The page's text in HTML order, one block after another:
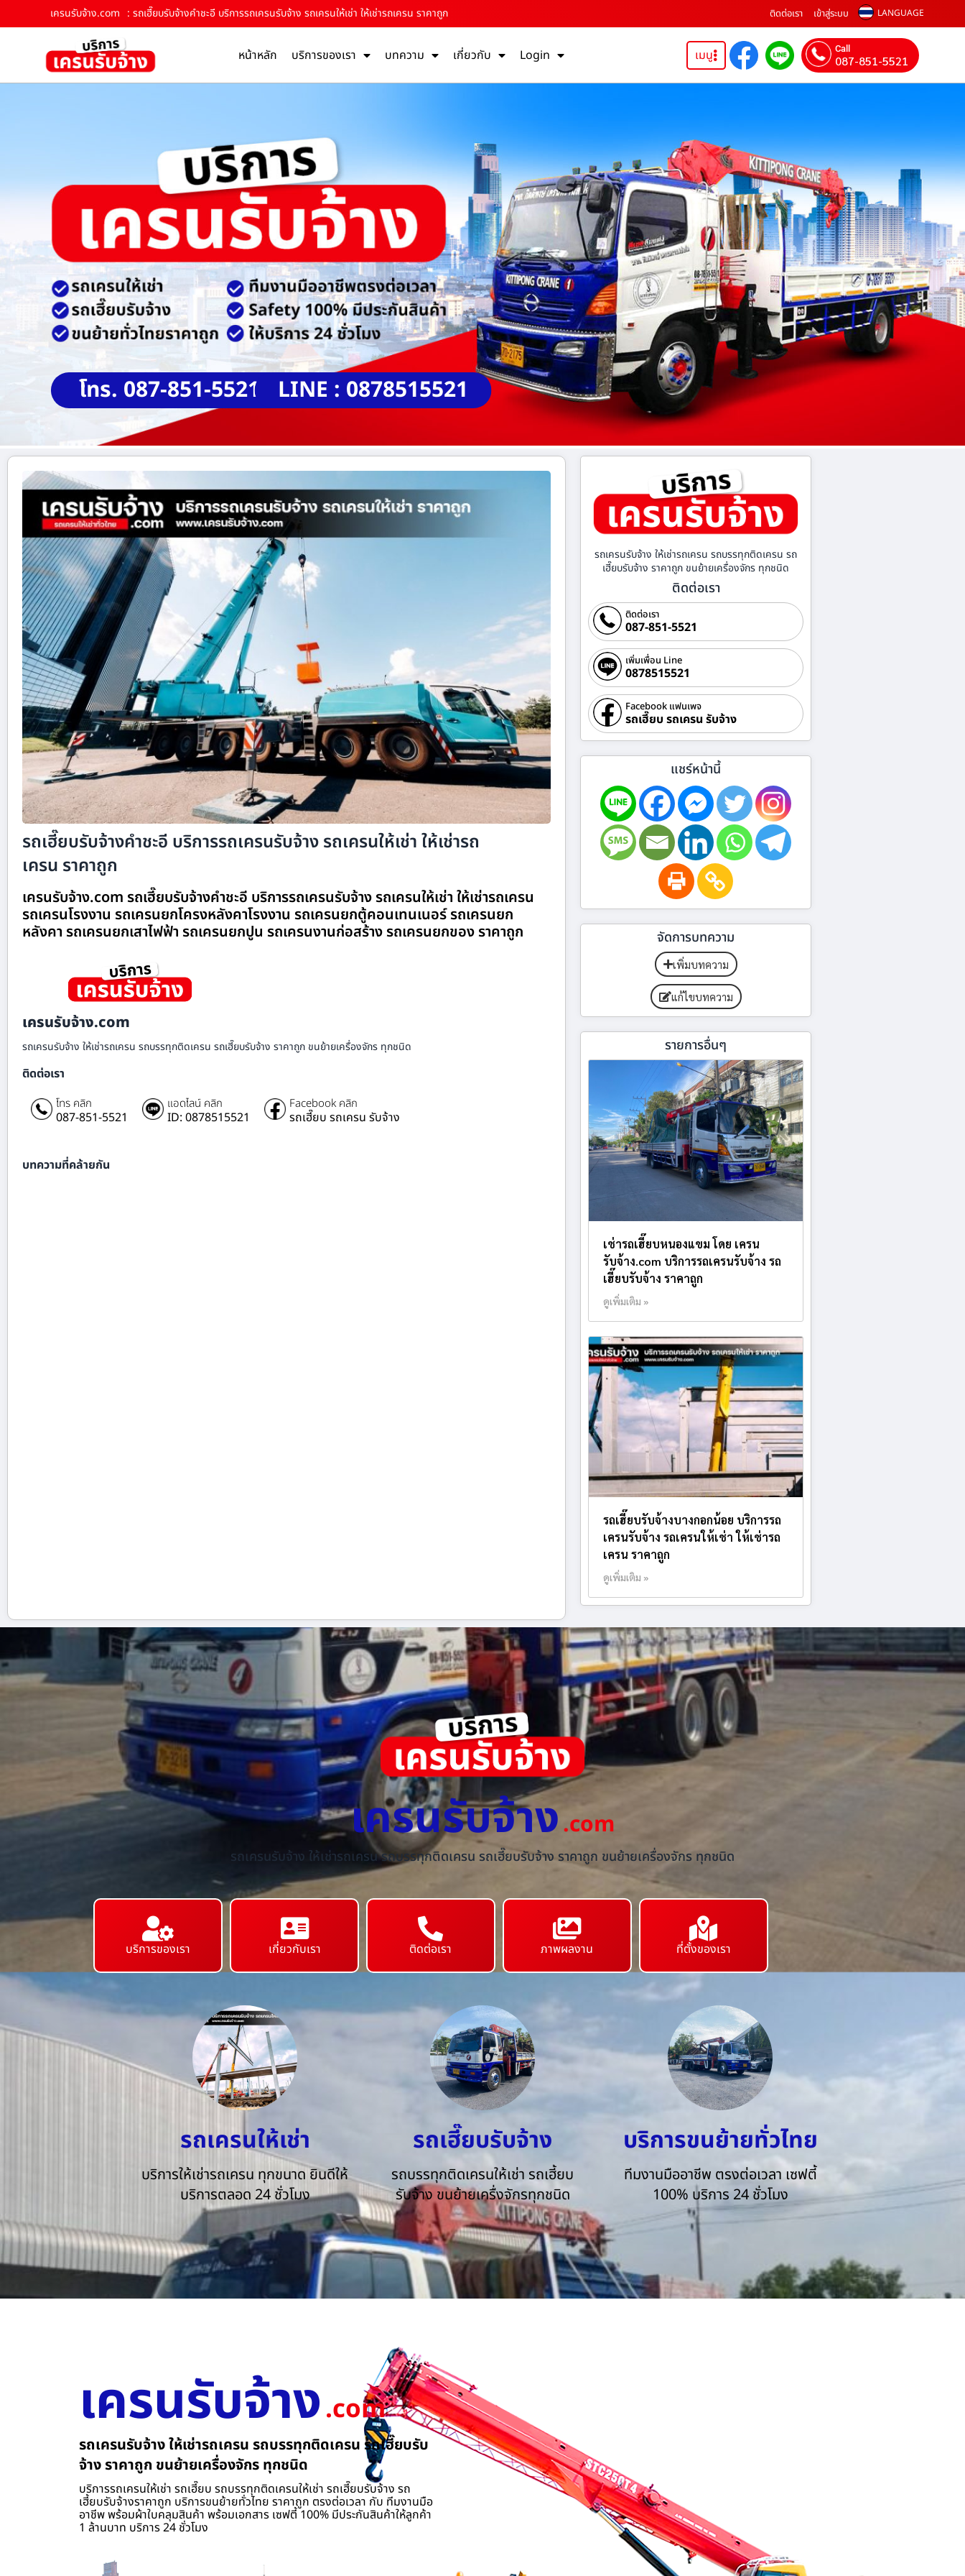
เครนรับจ้าง.com : รถเฮี๊ยบรับจ้างคำชะอี บริการรถเครนรับจ้าง รถเครนให้เช่า ให้เช่ารถเครน ราคาถูก ติดต่อเรา เข้าสู่ระบบ LANGUAGE
หน้าหลัก บริการของเรา บทความ เกี่ยวกับ Login เมนู Call
087-851-5521
โทร. 087-851-5521 LINE : 0878515521
รถเฮี๊ยบรับจ้างคำชะอี บริการรถเครนรับจ้าง รถเครนให้เช่า ให้เช่ารถ
เครน ราคาถูก
เครนรับจ้าง.com รถเฮี๊ยบรับจ้างคำชะอี บริการรถเครนรับจ้าง รถเครนให้เช่า ให้เช่ารถเครน
รถเครนโรงงาน รถเครนยกโครงหลังคาโรงงาน รถเครนยกตู้คอนเทนเนอร์ รถเครนยก
หลังคา รถเครนยกเสาไฟฟ้า รถเครนยกปูน รถเครนงานก่อสร้าง รถเครนยกของ ราคาถูก
เครนรับจ้าง.com
รถเครนรับจ้าง ให้เช่ารถเครน รถบรรทุกติดเครน รถเฮี๊ยบรับจ้าง ราคาถูก ขนย้ายเครื่องจักร ทุกชนิด
ติดต่อเรา
โทร คลิก
087-851-5521
แอดไลน์ คลิก
ID: 0878515521
Facebook คลิก
รถเฮี๊ยบ รถเครน รับจ้าง
บทความที่คล้ายกัน
รถเครนรับจ้าง ให้เช่ารถเครน รถบรรทุกติดเครน รถ
เฮี๊ยบรับจ้าง ราคาถูก ขนย้ายเครื่องจักร ทุกชนิด
ติดต่อเรา
ติดต่อเรา
087-851-5521
เพิ่มเพื่อน Line
0878515521
Facebook แฟนเพจ
รถเฮี๊ยบ รถเครน รับจ้าง
แชร์หน้านี้
จัดการบทความ
เพิ่มบทความ
แก้ไขบทความ
รายการอื่นๆ
เช่ารถเฮี๊ยบหนองแขม โดย เครน
รับจ้าง.com บริการรถเครนรับจ้าง รถ
เฮี๊ยบรับจ้าง ราคาถูก
ดูเพิ่มเติม »
รถเฮี๊ยบรับจ้างบางกอกน้อย บริการรถ
เครนรับจ้าง รถเครนให้เช่า ให้เช่ารถ
เครน ราคาถูก
ดูเพิ่มเติม »
เครนรับจ้าง.com
รถเครนรับจ้าง ให้เช่ารถเครน รถบรรทุกติดเครน รถเฮี๊ยบรับจ้าง ราคาถูก ขนย้ายเครื่องจักร ทุกชนิด
บริการของเรา เกี่ยวกับเรา ติดต่อเรา ภาพผลงาน ที่ตั้งของเรา
รถเครนให้เช่า
บริการให้เช่ารถเครน ทุกขนาด ยินดีให้
บริการตลอด 24 ชั่วโมง
รถเฮี๊ยบรับจ้าง
รถบรรทุกติดเครนให้เช่า รถเฮี้ยบ
รับจ้าง ขนย้ายเครื่งจักรทุกชนิด
บริการขนย้ายทั่วไทย
ทีมงานมืออาชีพ ตรงต่อเวลา เซฟตี้
100% บริการ 24 ชั่วโมง
เครนรับจ้าง.com
รถเครนรับจ้าง ให้เช่ารถเครน รถบรรทุกติดเครน รถเฮี๊ยบรับ
จ้าง ราคาถูก ขนย้ายเครื่องจักร ทุกชนิด
บริการรถเครนให้เช่า รถเฮี๊ยบ รถบรรทุกติดเครนให้เช่า รถเฮี๊ยบรับจ้าง รถ
เฮี้ยบรับจ้างราคาถูก บริการขนย้ายทั่วไทย ราคาถูก ตรงต่อเวลา กับ ทีมงานมือ
อาชีพ พร้อมผ้าใบคลุมสินค้า พร้อมเอกสาร เซฟตี้ 100% มีประกันสินค้าให้ลูกค้า
1 ล้านบาท บริการ 24 ชั่วโมง